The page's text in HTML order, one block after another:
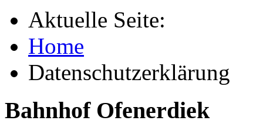
Aktuelle Seite:
Home
Datenschutzerklärung
Bahnhof Ofenerdiek